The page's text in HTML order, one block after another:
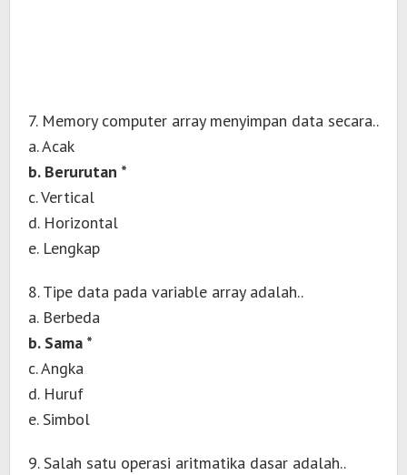
7. Memory computer array menyimpan data secara..
a. Acak
b. Berurutan *
c. Vertical
d. Horizontal
e. Lengkap
8. Tipe data pada variable array adalah..
a. Berbeda
b. Sama *
c. Angka
d. Huruf
e. Simbol
9. Salah satu operasi aritmatika dasar adalah..